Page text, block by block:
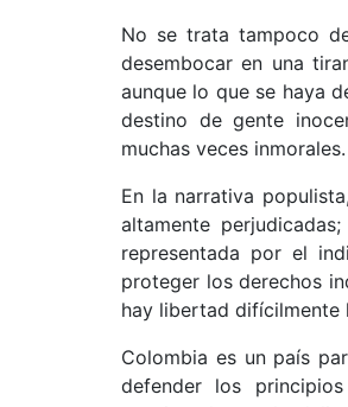
No se trata tampoco
desembocar en una
aunque lo que se haya
destino de gente
muchas veces inmorales.
En la narrativa
altamente
representada por el
proteger los derechos
hay libertad difícilmente
Colombia es un país
defender los